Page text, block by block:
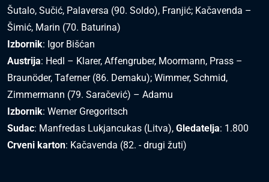
Šutalo, Sučić, Palaversa (90. Soldo), Franjić; Kačavenda –
Šimić, Marin (70. Baturina)
Izbornik: Igor Bišćan
Austrija: Hedl – Klarer, Affengruber, Moormann, Prass –
Braunöder, Taferner (86. Demaku); Wimmer, Schmid,
Zimmermann (79. Saračević) – Adamu
Izbornik: Werner Gregoritsch
Sudac: Manfredas Lukjancukas (Litva), Gledatelja: 1.800
Crveni karton: Kačavenda (82. - drugi žuti)